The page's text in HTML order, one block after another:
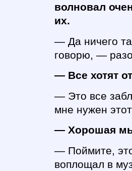
волновал
их.
— Да ничего
говорю, —
— Все хотят
— Это все
мне нужен
— Хорошая
— Поймите,
воплощал в